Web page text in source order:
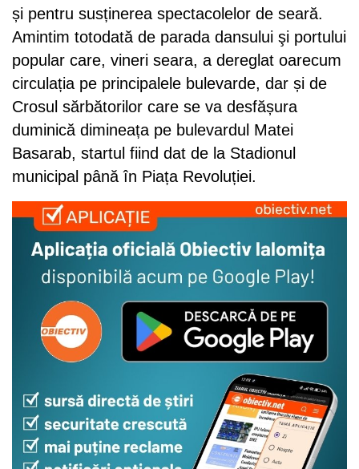
și pentru susținerea spectacolelor de seară.
Amintim totodată de parada dansului şi portului
popular care, vineri seara, a dereglat oarecum
circulația pe principalele bulevarde, dar și de
Crosul sărbătorilor care se va desfășura
duminică dimineața pe bulevardul Matei
Basarab, startul fiind dat de la Stadionul
municipal până în Piața Revoluției.